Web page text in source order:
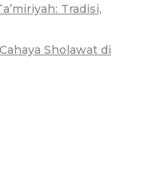
Tradisi,
Sholawat di